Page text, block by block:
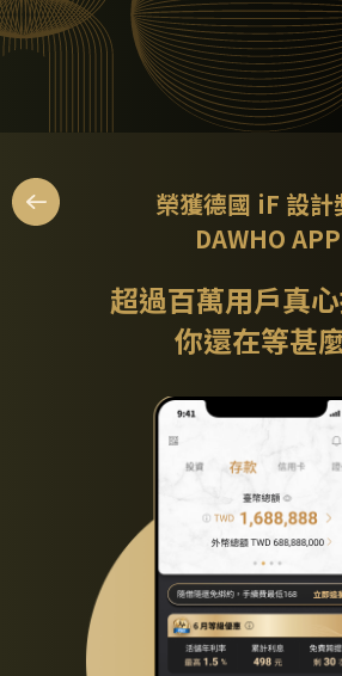
榮獲德國 iF 設計
DAWHO APP
超過百萬用戶真心
你還在等甚